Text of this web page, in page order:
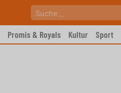
Promis & Royals Kultur Sport